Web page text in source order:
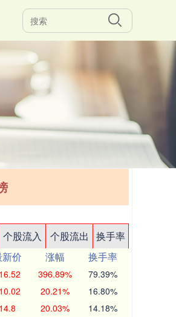
个股流入 个股流出
换手率
价 涨幅
换手率
396.89% 79.39%
20.21% 16.80%
14.8 20.03% 14.18%